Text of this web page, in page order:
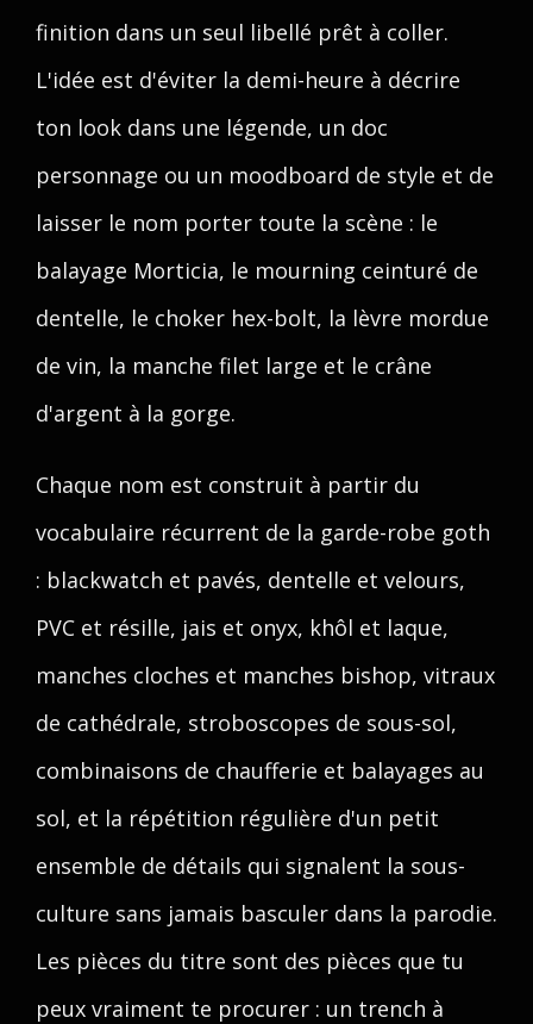
finition dans un seul libellé prêt à coller.
L'idée est d'éviter la demi-heure à décrire
ton look dans une légende, un doc
personnage ou un moodboard de style et de
laisser le nom porter toute la scène : le
balayage Morticia, le mourning ceinturé de
dentelle, le choker hex-bolt, la lèvre mordue
de vin, la manche filet large et le crâne
d'argent à la gorge.
Chaque nom est construit à partir du
vocabulaire récurrent de la garde-robe goth
: blackwatch et pavés, dentelle et velours,
PVC et résille, jais et onyx, khôl et laque,
manches cloches et manches bishop, vitraux
de cathédrale, stroboscopes de sous-sol,
combinaisons de chaufferie et balayages au
sol, et la répétition régulière d'un petit
ensemble de détails qui signalent la sous-
culture sans jamais basculer dans la parodie.
Les pièces du titre sont des pièces que tu
peux vraiment te procurer : un trench à